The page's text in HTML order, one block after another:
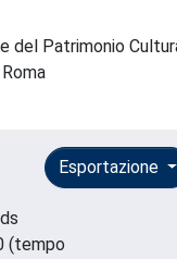
del Patrimonio
Esportazione
(tempo